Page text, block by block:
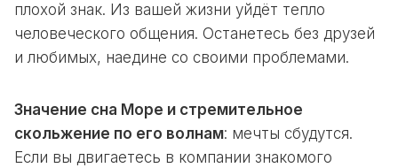
плохой знак. Из вашей жизни уйдёт тепло
человеческого общения. Останетесь без друзей
и любимых, наедине со своими проблемами.
Значение сна Море и стремительное
скольжение по его волнам: мечты сбудутся.
Если вы двигаетесь в компании знакомого